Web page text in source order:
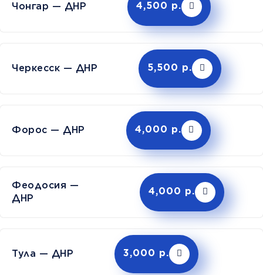
Чонгар — ДНР 4,500 р.
Черкесск — ДНР 5,500 р.
Форос — ДНР 4,000 р.
Феодосия —
ДНР
4,000 р.
Тула — ДНР 3,000 р.